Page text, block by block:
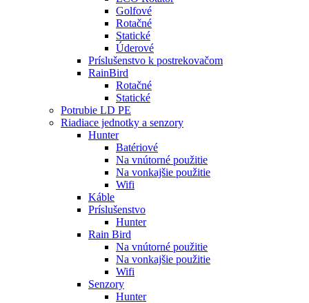
Golfové
Rotačné
Statické
Úderové
Príslušenstvo k postrekovačom
RainBird
Rotačné
Statické
Potrubie LD PE
Riadiace jednotky a senzory
Hunter
Batériové
Na vnútorné použitie
Na vonkajšie použitie
Wifi
Káble
Príslušenstvo
Hunter
Rain Bird
Na vnútorné použitie
Na vonkajšie použitie
Wifi
Senzory
Hunter